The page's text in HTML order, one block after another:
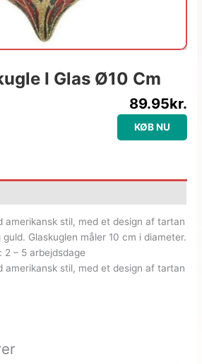
I Glas Ø10 Cm
89.95kr.
KØB NU
amerikansk stil, med et design af tartan
Glaskuglen måler 10 cm i diameter.
2 – 5 arbejdsdage
amerikansk stil, med et design af tartan